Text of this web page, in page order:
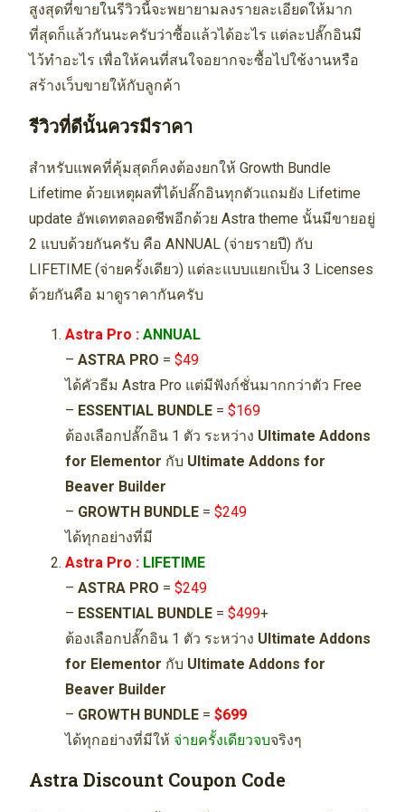
สูงสุดที่ขายในรีวิวนี้จะพยายามลงรายละเอียดให้มาก
ที่สุดก็แล้วกันนะครับว่าซื้อแล้วได้อะไร แต่ละปลั๊กอินมี
ไว้ทำอะไร เพื่อให้คนที่สนใจอยากจะซื้อไปใช้งานหรือ
สร้างเว็บขายให้กับลูกค้า
รีวิวที่ดีนั้นควรมีราคา
สำหรับแพคที่คุ้มสุดก็คงต้องยกให้ Growth Bundle
Lifetime ด้วยเหตุผลที่ได้ปลั๊กอินทุกตัวแถมยัง Lifetime
update อัพเดทตลอดชีพอีกด้วย Astra theme นั้นมีขายอยู่
2 แบบด้วยกันครับ คือ ANNUAL (จ่ายรายปี) กับ
LIFETIME (จ่ายครั้งเดียว) แต่ละแบบแยกเป็น 3 Licenses
ด้วยกันคือ มาดูราคากันครับ
Astra Pro : ANNUAL
– ASTRA PRO = $49
ได้คัวธีม Astra Pro แต่มีฟังก์ชั่นมากกว่าตัว Free
– ESSENTIAL BUNDLE= $169
ต้องเลือกปลั๊กอิน 1 ตัว ระหว่าง Ultimate Addons
for Elementor กับ Ultimate Addons for
Beaver Builder
– GROWTH BUNDLE= $249
ได้ทุกอย่างที่มี
Astra Pro : LIFETIME
– ASTRA PRO = $249
– ESSENTIAL BUNDLE= $499+
ต้องเลือกปลั๊กอิน 1 ตัว ระหว่าง Ultimate Addons
for Elementor กับ Ultimate Addons for
Beaver Builder
– GROWTH BUNDLE= $699
ได้ทุกอย่างที่มีให้ จ่ายครั้งเดียวจบจริงๆ
Astra Discount Coupon Code